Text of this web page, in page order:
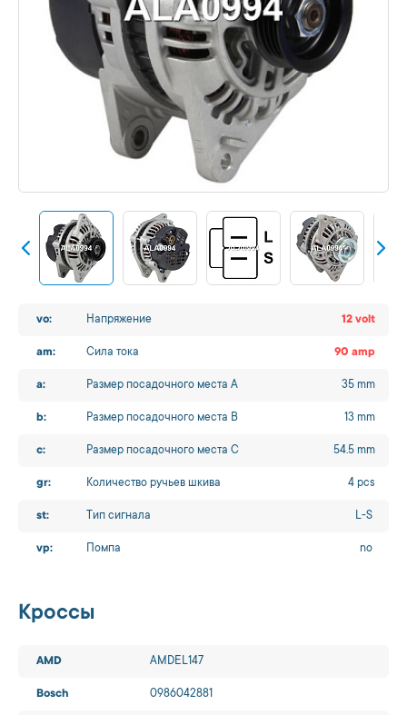
vo: Напряжение 12 volt
am: Сила тока 90 amp
a: Размер посадочного места A 35 mm
b: Размер посадочного места B 13 mm
c: Размер посадочного места C 54.5 mm
gr: Количество ручьев шкива 4 pcs
st: Тип сигнала L-S
vp: Помпа no
Кроссы
AMD AMDEL147
Bosch 0986042881